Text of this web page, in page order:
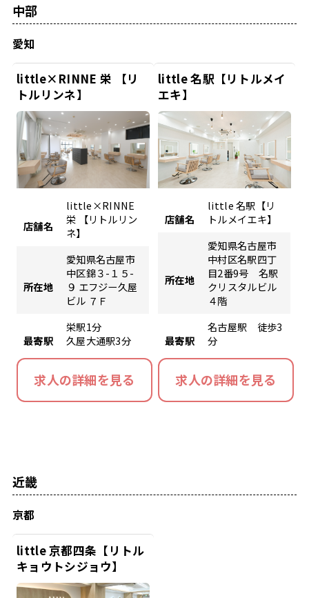
中部
愛知
little×RINNE 栄 【リ
トルリンネ】
店舗名
little×RINNE
栄 【リトルリン
ネ】
所在地
愛知県名古屋市
中区錦３-１５-
９ エフジー久屋
ビル ７Ｆ
最寄駅
栄駅1分
久屋大通駅3分
求人の詳細を見る
little 名駅【リトルメイ
エキ】
店舗名
little 名駅【リ
トルメイエキ】
所在地
愛知県名古屋市
中村区名駅四丁
目2番9号 名駅
クリスタルビル
４階
最寄駅
名古屋駅 徒歩3
分
求人の詳細を見る
近畿
京都
little 京都四条【リトル
キョウトシジョウ】